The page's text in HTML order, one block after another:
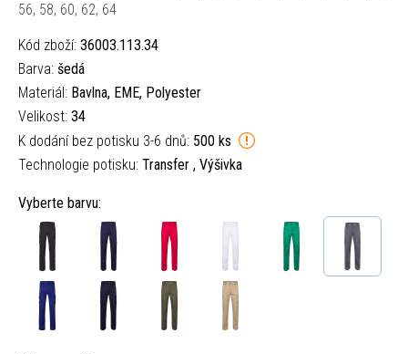
56, 58, 60, 62, 64
Kód zboží: 36003.113.34
Barva: šedá
Materiál: Bavlna, EME, Polyester
Velikost: 34
K dodání bez potisku 3-6 dnů: 500 ks
Technologie potisku: Transfer , Výšivka
Vyberte barvu: